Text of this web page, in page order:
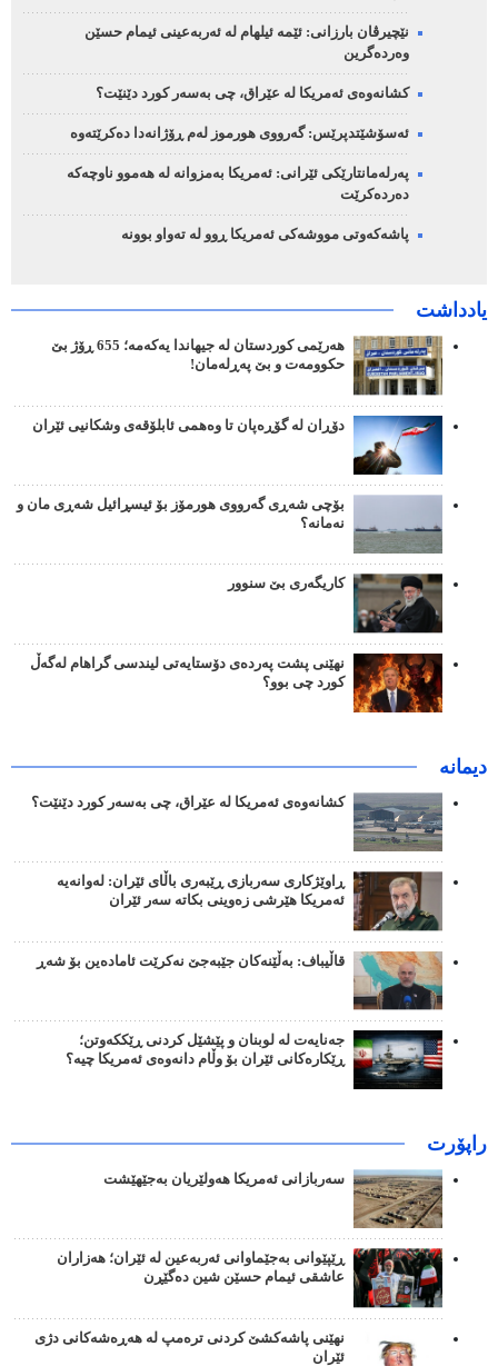
نێچیرڤان بارزانی: ئێمە ئیلهام لە ئەربەعینی ئیمام حسێن
وەردەگرین
کشانەوەی ئەمریکا لە عێراق، چی بەسەر کورد دێنێت؟
ئەسۆشێتدپرێس: گەرووی هورموز لەم ڕۆژانەدا دەکرێتەوە
پەرلەمانتارێکی ئێرانی: ئەمریکا بەمزوانە لە هەموو ناوچەکە
دەردەکرێت
پاشەکەوتی مووشەکی ئەمریکا ڕوو لە تەواو بوونە
یادداشت
هەرێمی کوردستان لە جیهاندا یەکەمە؛ 655 ڕۆژ بێ
حکوومەت و بێ پەڕلەمان!
دۆڕان لە گۆڕەپان تا وەهمی ئابلۆقەی وشکانیی ئێران
بۆچی شەڕی گەرووی هورمۆز بۆ ئیسڕائیل شەڕی مان و
نەمانە؟
کاریگەری بێ سنوور
نهێنی پشت پەردەی دۆستایەتی لیندسی گراهام لەگەڵ
کورد چی بوو؟
دیمانە
کشانەوەی ئەمریکا لە عێراق، چی بەسەر کورد دێنێت؟
ڕاوێژکاری سەربازی ڕێبەری باڵای ئێران: لەوانەیە
ئەمریکا هێرشی زەوینی بکاتە سەر ئێران
قاڵیباف: بەڵێنەکان جێبەجێ نەکرێت ئامادەین بۆ شەڕ
جەنایەت لە لوبنان و پێشێل کردنی ڕێککەوتن؛
ڕێکارەکانی ئێران بۆ وڵام دانەوەی ئەمریکا چیە؟
راپۆرت
سەربازانی ئەمریکا هەولێریان بەجێهێشت
ڕێپێوانی بەجێماوانی ئەربەعین لە ئێران؛ هەزاران
عاشقی ئیمام حسێن شین دەگێڕن
نهێنی پاشەکشێ کردنی ترەمپ لە هەڕەشەکانی دژی
ئێران